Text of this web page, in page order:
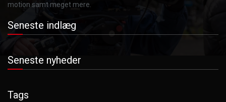
motion samt meget mere.
Seneste indlæg
Seneste nyheder
Tags